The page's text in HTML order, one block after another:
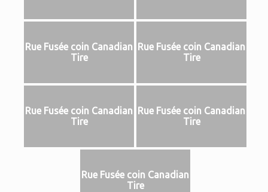
Rue Fusée coin Canadian
Tire
Rue Fusée coin Canadian
Tire
Rue Fusée coin Canadian
Tire
Rue Fusée coin Canadian
Tire
Rue Fusée coin Canadian
Tire